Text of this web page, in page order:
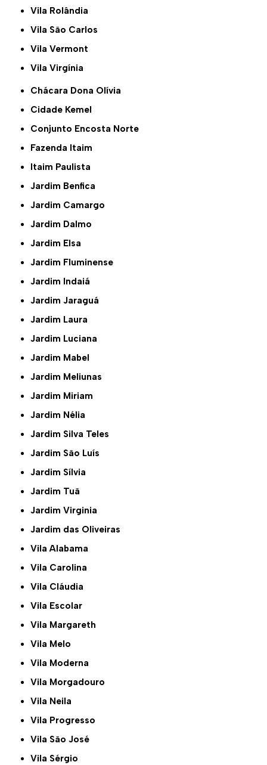
Vila Rolândia
Vila São Carlos
Vila Vermont
Vila Virgínia
Chácara Dona Olívia
Cidade Kemel
Conjunto Encosta Norte
Fazenda Itaim
Itaim Paulista
Jardim Benfica
Jardim Camargo
Jardim Dalmo
Jardim Elsa
Jardim Fluminense
Jardim Indaiá
Jardim Jaraguá
Jardim Laura
Jardim Luciana
Jardim Mabel
Jardim Meliunas
Jardim Miriam
Jardim Nélia
Jardim Silva Teles
Jardim São Luís
Jardim Sílvia
Jardim Tuã
Jardim Virginia
Jardim das Oliveiras
Vila Alabama
Vila Carolina
Vila Cláudia
Vila Escolar
Vila Margareth
Vila Melo
Vila Moderna
Vila Morgadouro
Vila Neila
Vila Progresso
Vila São José
Vila Sérgio